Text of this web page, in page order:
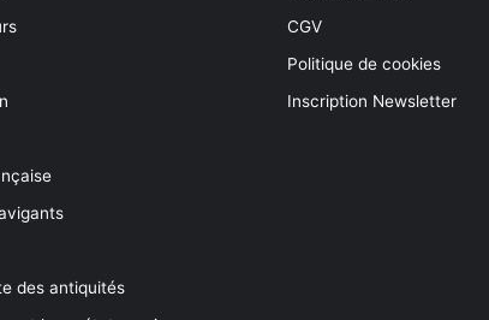
des antiquités
CGV
Politique de cookies
Inscription Newsletter